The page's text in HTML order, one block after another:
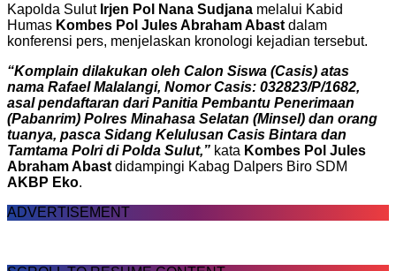
Kapolda Sulut Irjen Pol Nana Sudjana melalui Kabid
Humas Kombes Pol Jules Abraham Abast dalam
konferensi pers, menjelaskan kronologi kejadian tersebut.
“Komplain dilakukan oleh Calon Siswa (Casis) atas
nama Rafael Malalangi, Nomor Casis: 032823/P/1682,
asal pendaftaran dari Panitia Pembantu Penerimaan
(Pabanrim) Polres Minahasa Selatan (Minsel) dan orang
tuanya, pasca Sidang Kelulusan Casis Bintara dan
Tamtama Polri di Polda Sulut,” kata Kombes Pol Jules
Abraham Abast didampingi Kabag Dalpers Biro SDM
AKBP Eko.
ADVERTISEMENT